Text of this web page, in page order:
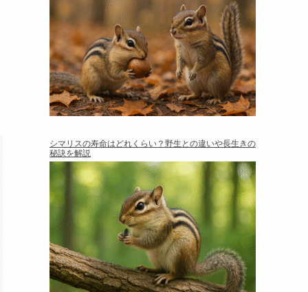
シマリスの寿命はどれくらい？野生との違いや長生きの
秘訣を解説